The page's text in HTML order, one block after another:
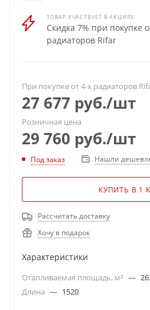
ТОВАР УЧАСТВУЕТ В АКЦИЯХ
Скидка 7% при покупке
радиаторов Rifar
При покупке от 4-х радиаторов
27 677 руб./шт
Розничная цена
29 760 руб./шт
Под заказ Нашли
КУПИТЬ В 1
Рассчитать доставку
Хочу в подарок
Характеристики
Отапливаемая площадь, м² —
Длина — 1520